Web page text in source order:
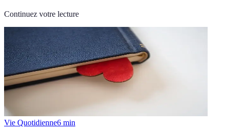
Continuez votre lecture
Vie Quotidienne6 min